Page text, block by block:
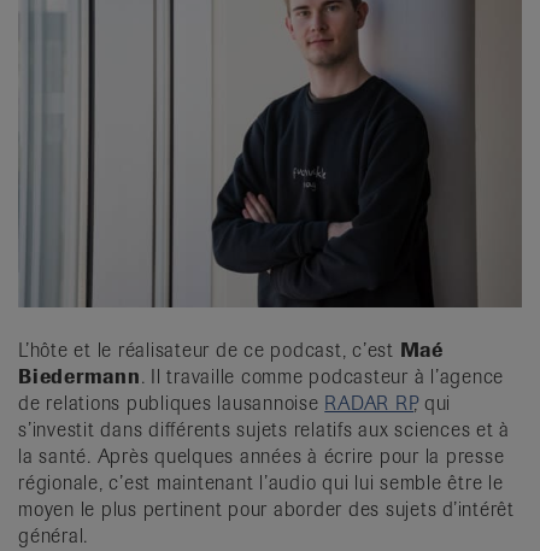
L’hôte et le réalisateur de ce podcast, c’est Maé
Biedermann. Il travaille comme podcasteur à l’agence
de relations publiques lausannoise RADAR RP, qui
s’investit dans différents sujets relatifs aux sciences et à
la santé. Après quelques années à écrire pour la presse
régionale, c’est maintenant l’audio qui lui semble être le
moyen le plus pertinent pour aborder des sujets d’intérêt
général.